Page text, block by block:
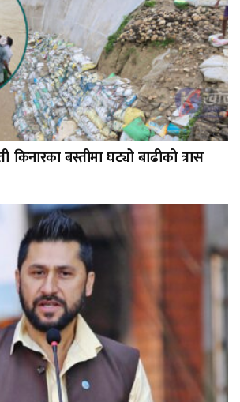
किनारका बस्तीमा घट्यो बाढीको त्रास